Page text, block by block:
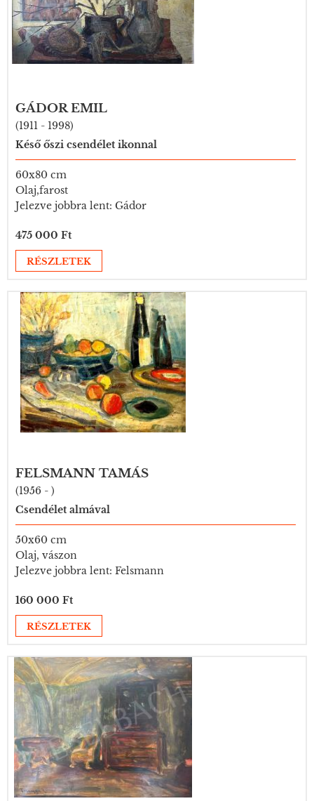
GÁDOR EMIL
(1911 - 1998)
Késő őszi csendélet ikonnal
60x80 cm
Olaj,farost
Jelezve jobbra lent: Gádor
475 000 Ft
RÉSZLETEK
FELSMANN TAMÁS
(1956 - )
Csendélet almával
50x60 cm
Olaj, vászon
Jelezve jobbra lent: Felsmann
160 000 Ft
RÉSZLETEK